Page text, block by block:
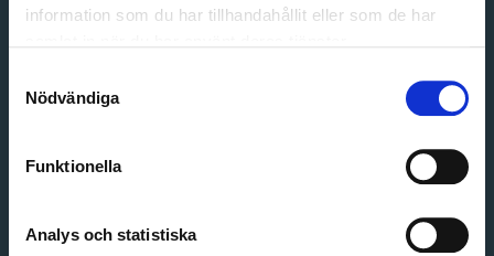
information som du har tillhandahållit eller som de har
Nödvändiga
Funktionella
Analys och statistiska
Email address
Customer service